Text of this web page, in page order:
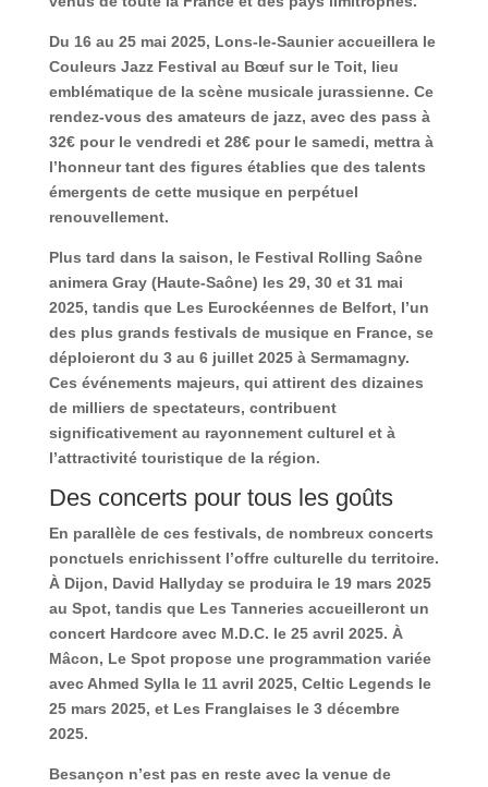
Du 16 au 25 mai 2025, Lons-le-Saunier accueillera le
Couleurs Jazz Festival au Bœuf sur le Toit, lieu
emblématique de la scène musicale jurassienne. Ce
rendez-vous des amateurs de jazz, avec des pass à
32€ pour le vendredi et 28€ pour le samedi, mettra à
l’honneur tant des figures établies que des talents
émergents de cette musique en perpétuel
renouvellement.
Plus tard dans la saison, le Festival Rolling Saône
animera Gray (Haute-Saône) les 29, 30 et 31 mai
2025, tandis que Les Eurockéennes de Belfort, l’un
des plus grands festivals de musique en France, se
déploieront du 3 au 6 juillet 2025 à Sermamagny.
Ces événements majeurs, qui attirent des dizaines
de milliers de spectateurs, contribuent
significativement au rayonnement culturel et à
l’attractivité touristique de la région.
Des concerts pour tous les goûts
En parallèle de ces festivals, de nombreux concerts
ponctuels enrichissent l’offre culturelle du territoire.
À Dijon, David Hallyday se produira le 19 mars 2025
au Spot, tandis que Les Tanneries accueilleront un
concert Hardcore avec M.D.C. le 25 avril 2025. À
Mâcon, Le Spot propose une programmation variée
avec Ahmed Sylla le 11 avril 2025, Celtic Legends le
25 mars 2025, et Les Franglaises le 3 décembre
2025.
Besançon n’est pas en reste avec la venue de